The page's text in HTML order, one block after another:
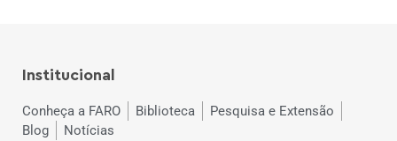
Institucional
Conheça a FARO Biblioteca
Pesquisa e Extensão
Blog
Notícias